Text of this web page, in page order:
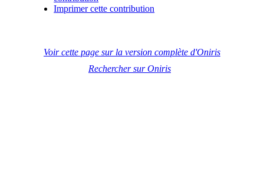
Imprimer cette contribution
Voir cette page sur la version complète d'Oniris
Rechercher sur Oniris